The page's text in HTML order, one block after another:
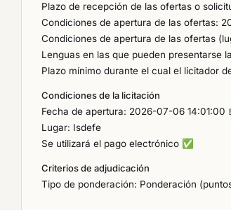
Plazo de recepción de las ofertas o
Condiciones de apertura de las ofertas:
Condiciones de apertura de las ofertas
Lenguas en las que pueden presentarse
Plazo mínimo durante el cual el licitador
Condiciones de la licitación
Fecha de apertura: 2026-07-06 14:01:00
Lugar: Isdefe
Se utilizará el pago electrónico ✅
Criterios de adjudicación
Tipo de ponderación: Ponderación